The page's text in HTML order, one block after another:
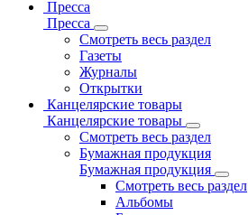
Пресса
Пресса
Смотреть весь раздел
Газеты
Журналы
Открытки
Канцелярские товары
Канцелярские товары
Смотреть весь раздел
Бумажная продукция
Бумажная продукция
Смотреть весь раздел
Альбомы